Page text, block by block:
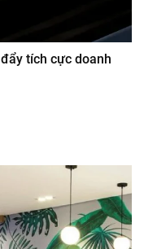
tích cực doanh